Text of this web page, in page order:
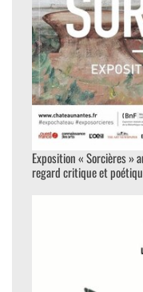
Exposition « Sorcières »
regard critique et